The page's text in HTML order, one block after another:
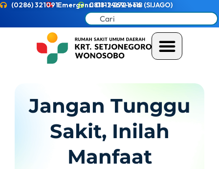
Emergensi 0811-2721-118 (SIJAGO)
0811-2969-666
(0286) 321091
Jangan Tunggu
Sakit, Inilah
Manfaat